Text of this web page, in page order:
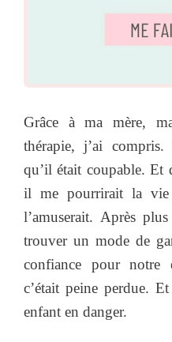
Grâce à ma mère,
thérapie, j’ai
qu’il était coupable. Et
il me pourrirait la vie
l’amuserait. Après
trouver un mode de
confiance pour notre
c’était peine perdue.
enfant en danger.